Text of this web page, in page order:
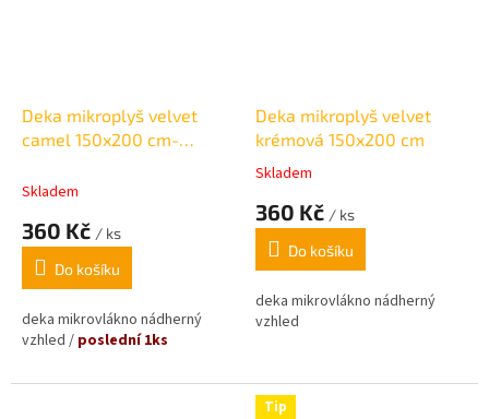
Deka mikroplyš velvet
camel 150x200 cm-
Skladem
360 Kč / ks
Do košíku
deka mikrovlákno nádherný
vzhled / poslední 1ks
Deka mikroplyš velvet
krémová 150x200 cm
Průměrné
produktu
5,0
5
hvězdiček.
Skladem
360 Kč / ks
Do košíku
deka mikrovlákno nádherný
vzhled
Tip